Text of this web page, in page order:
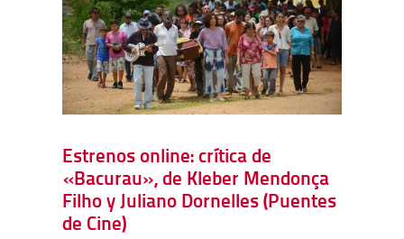
Estrenos online: crítica de
«Bacurau», de Kleber Mendonça
Filho y Juliano Dornelles (Puentes
de Cine)